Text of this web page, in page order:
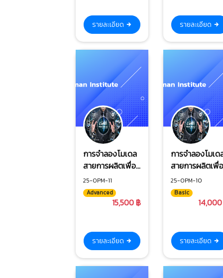
รายละเอียด รายละเอียด
การจำลองโมเดล
สายการผลิตเพื่อ
เพิ่มประสิทธิภาพ
ด้วยโปรแกรม
25-OPM-11
Advanced
15,500 ฿
รายละเอียด
การจำลองโมเด
สายการผลิตเพื่
เพิ่มประสิทธิภาพ
ด้วยโปรแกรม
25-OPM-10
Basic
รายละเอียด